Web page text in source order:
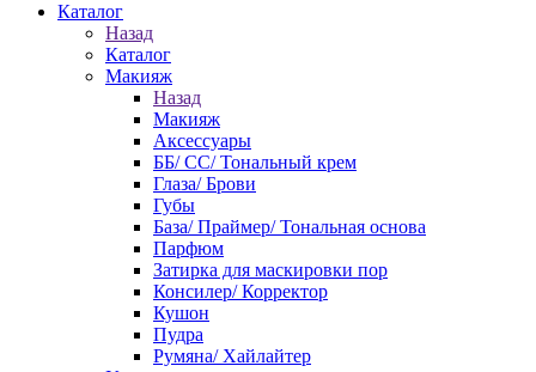
Каталог
Назад
Каталог
Макияж
Назад
Макияж
Аксессуары
ББ/ СС/ Тональный крем
Глаза/ Брови
Губы
База/ Праймер/ Тональная основа
Парфюм
Затирка для маскировки пор
Консилер/ Корректор
Кушон
Пудра
Румяна/ Хайлайтер